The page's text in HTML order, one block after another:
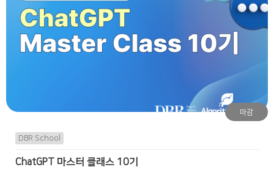
마감
DBR School
ChatGPT 마스터 클래스 10기